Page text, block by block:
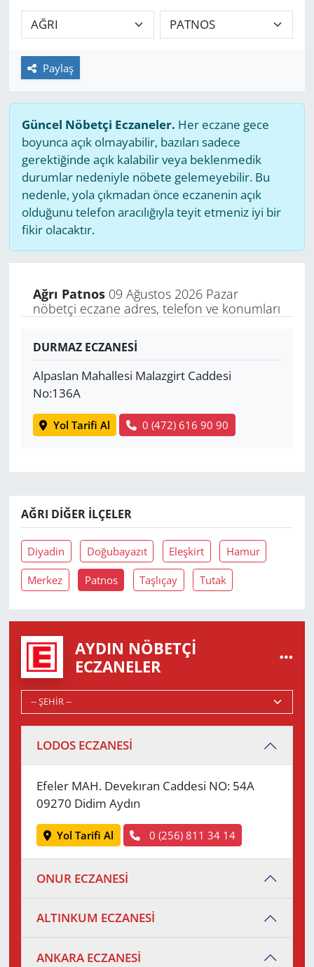
Paylaş
Güncel Nöbetçi Eczaneler. Her eczane gece
boyunca açık olmayabilir, bazıları sadece
gerektiğinde açık kalabilir veya beklenmedik
durumlar nedeniyle nöbete gelemeyebilir. Bu
nedenle, yola çıkmadan önce eczanenin açık
olduğunu telefon aracılığıyla teyit etmeniz iyi bir
fikir olacaktır.
Ağrı Patnos09 Ağustos 2026 Pazar
nöbetçi eczane adres, telefon ve konumları
DURMAZ ECZANESİ
Alpaslan Mahallesi Malazgirt Caddesi
No:136A
Yol Tarifi Al 0 (472) 616 90 90
AĞRI DIĞER İLÇELER
Diyadin Doğubayazıt Eleşkirt Hamur
Merkez Patnos Taşlıçay Tutak
AYDIN NÖBETÇI
ECZANELER
LODOS ECZANESİ
Efeler MAH. Devekıran Caddesi NO: 54A
09270 Didim Aydın
Yol Tarifi Al 0 (256) 811 34 14
ONUR ECZANESİ
ALTINKUM ECZANESİ
ANKARA ECZANESİ
GÜNDEM
HABERDE İNSAN
MAGAZİN
POLİTİKA
RESMİ İLANLAR
SAĞLIK
SPOR
Yerel